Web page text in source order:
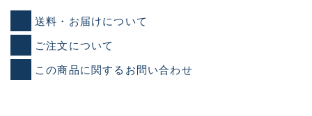
送料・お届けについて
ご注文について
この商品に関するお問い合わせ